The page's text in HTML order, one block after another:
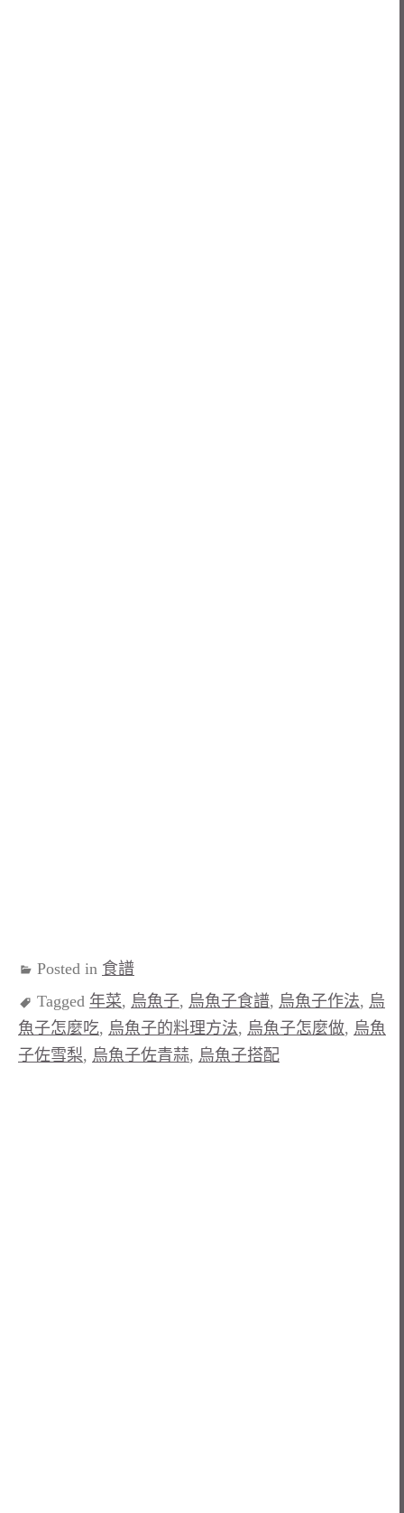
Posted in 食譜
Tagged 年菜, 烏魚子, 烏魚子食譜, 烏魚子作法, 烏
魚子怎麼吃, 烏魚子的料理方法, 烏魚子怎麼做, 烏魚
子佐雪梨, 烏魚子佐青蒜, 烏魚子搭配